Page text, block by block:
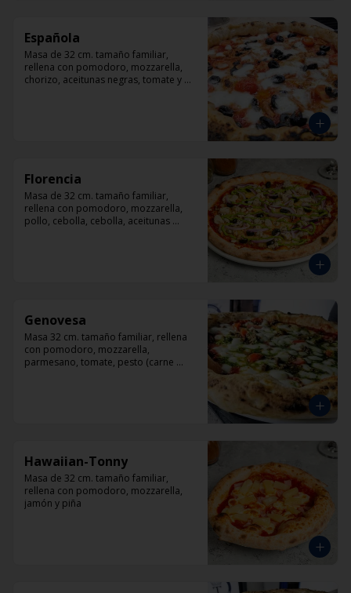
Española
Masa de 32 cm. tamaño familiar,
rellena con pomodoro, mozzarella,
chorizo, aceitunas negras, tomate y
Florencia
Masa de 32 cm. tamaño familiar,
rellena con pomodoro, mozzarella,
pollo, cebolla, cebolla, aceitunas
Genovesa
Masa 32 cm. tamaño familiar, rellena
con pomodoro, mozzarella,
parmesano, tomate, pesto (carne
Hawaiian-Tonny
Masa de 32 cm. tamaño familiar,
rellena con pomodoro, mozzarella,
jamón y piña